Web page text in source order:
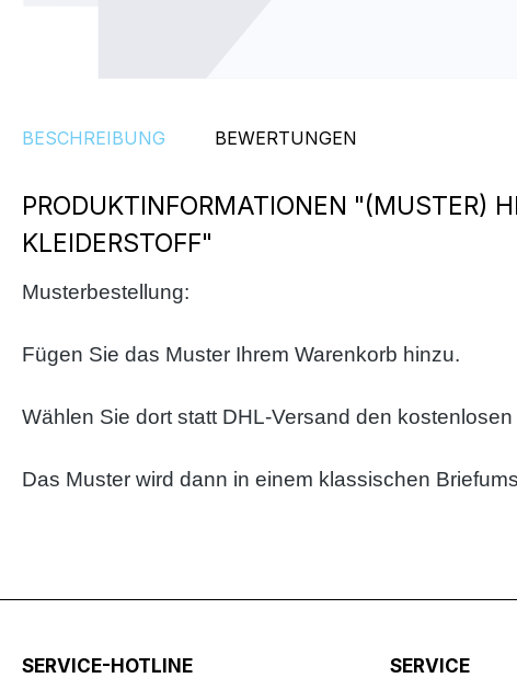
BESCHREIBUNG BEWERTUNGEN
PRODUKTINFORMATIONEN "(MUSTER)
KLEIDERSTOFF"
Musterbestellung:
Fügen Sie das Muster Ihrem Warenkorb hinzu.
Wählen Sie dort statt DHL-Versand den
Das Muster wird dann in einem klassischen
SERVICE-HOTLINE
SERVICE